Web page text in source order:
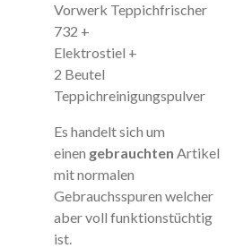
Vorwerk Teppichfrischer
732 +
Elektrostiel +
2 Beutel
Teppichreinigungspulver
Es handelt sich um
einen gebrauchten Artikel
mit normalen
Gebrauchsspuren welcher
aber voll funktionstüchtig
ist.